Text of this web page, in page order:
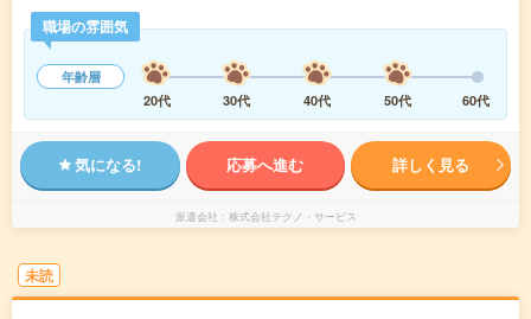
職場の雰囲気
年齢層
20代
30代 40代 50代 60代
気になる! 応募へ進む 詳しく見る
派遣会社 株式会社テクノ・サービス
未読